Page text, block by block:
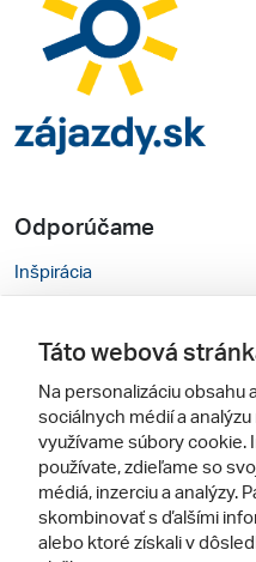
Odporúčame
Inšpirácia
Cestovné kancelárie
Zájezdy.cz
Sledujte nás
Táto webová
Na personalizáciu obsahu
sociálnych médií a
využívame súbory cookie.
používate, zdieľame so
médiá, inzerciu a analýzy.
skombinovať s ďalšími
alebo ktoré získali v